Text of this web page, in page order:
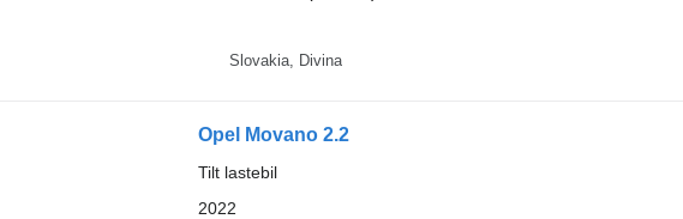
Slovakia, Divina
Opel Movano 2.2
Tilt lastebil
2022